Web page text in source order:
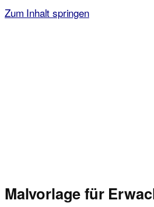
Zum Inhalt springen
Malvorlage für